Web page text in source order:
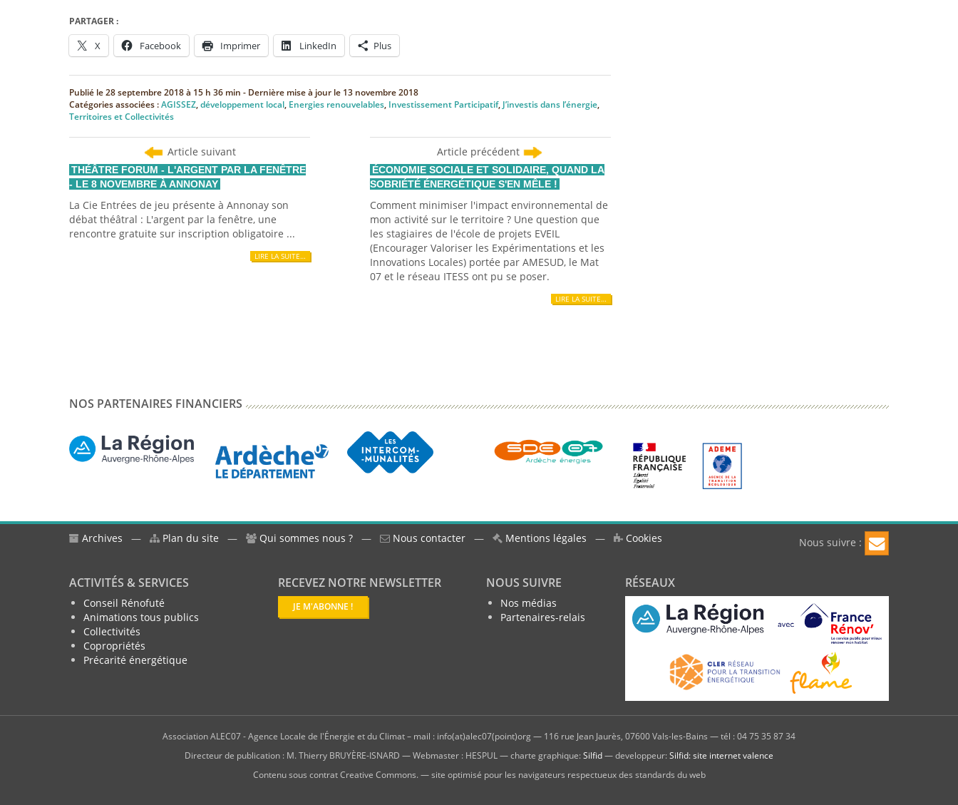
PARTAGER :
X Facebook Imprimer LinkedIn Plus
Publié le28 septembre 2018 à 15 h 36 min - Dernière mise à jour le 13 novembre 2018
Catégories associées :AGISSEZ,développement local, Energies renouvelables, Investissement Participatif, J’investis dans l’énergie,
Territoires et Collectivités
Article suivant
THÉÂTRE FORUM - L'ARGENT PAR LA FENÊTRE
- LE 8 NOVEMBRE À ANNONAY
La Cie Entrées de jeu présente à Annonay son
débat théâtral : L'argent par la fenêtre, une
rencontre gratuite sur inscription obligatoire ...
LIRE LA SUITE…
Article précédent
ÉCONOMIE SOCIALE ET SOLIDAIRE, QUAND LA
SOBRIÉTÉ ÉNERGÉTIQUE S'EN MÊLE !
Comment minimiser l'impact environnemental de
mon activité sur le territoire ? Une question que
les stagiaires de l'école de projets EVEIL
(Encourager Valoriser les Expérimentations et les
Innovations Locales) portée par AMESUD, le Mat
07 et le réseau ITESS ont pu se poser.
LIRE LA SUITE…
NOS PARTENAIRES FINANCIERS
Archives — Plan du site — Qui sommes nous ? — Nous contacter — Mentions légales — Cookies Nous suivre :
ACTIVITÉS & SERVICES
Conseil Rénofuté
Animations tous publics
Collectivités
Copropriétés
Précarité énergétique
RECEVEZ NOTRE NEWSLETTER
JE M'ABONNE !
NOUS SUIVRE
Nos médias
Partenaires-relais
RÉSEAUX
Association ALEC07 - Agence Locale de l'Énergie et du Climat – mail : info(at)alec07(point)org — 116 rue Jean Jaurès, 07600 Vals-les-Bains — tél : 04 75 35 87 34
Directeur de publication : M. Thierry BRUYÈRE-ISNARD — Webmaster : HESPUL — charte graphique:Silfid— developpeur:Silfid: site internet valence
Contenu sous contrat Creative Commons. — site optimisé pour les navigateurs respectueux des standards du web